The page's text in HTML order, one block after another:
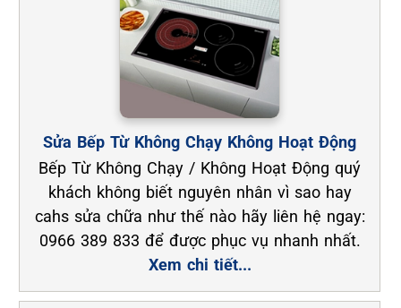
Sửa Bếp Từ Không Chạy Không Hoạt Động
Bếp Từ Không Chạy / Không Hoạt Động quý
khách không biết nguyên nhân vì sao hay
cahs sửa chữa như thế nào hãy liên hệ ngay:
0966 389 833 để được phục vụ nhanh nhất.
Xem chi tiết...